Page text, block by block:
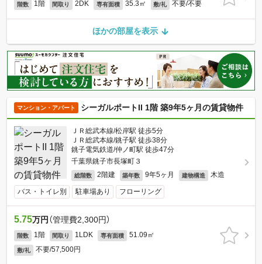
階数 1階 間取り 2DK 専有面積 35.3㎡ 敷/礼 不要/不要
ほかの部屋を表示
マンション・アパート シーガルポートII 1階 築9年5ヶ月の賃貸物件
ＪＲ総武本線/松岸駅 徒歩5分
ＪＲ総武本線/銚子駅 徒歩38分
銚子電気鉄道/仲ノ町駅 徒歩47分
千葉県銚子市長塚町３
総階数 2階建 築年数 9年5ヶ月 建物構造 木造
バス・トイレ別 駐車場あり フローリング
5.75万円 （管理費2,300円）
階数 1階 間取り 1LDK 専有面積 51.09㎡
敷/礼 不要/57,500円